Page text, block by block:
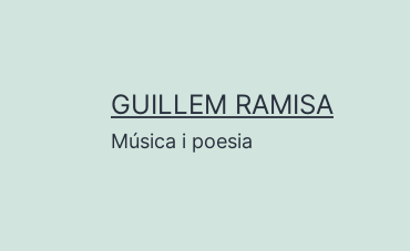
GUILLEM RAMISA
Música i poesia